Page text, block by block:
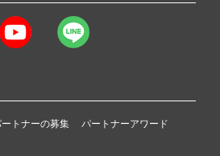
ートナーの募集 パートナーアワード